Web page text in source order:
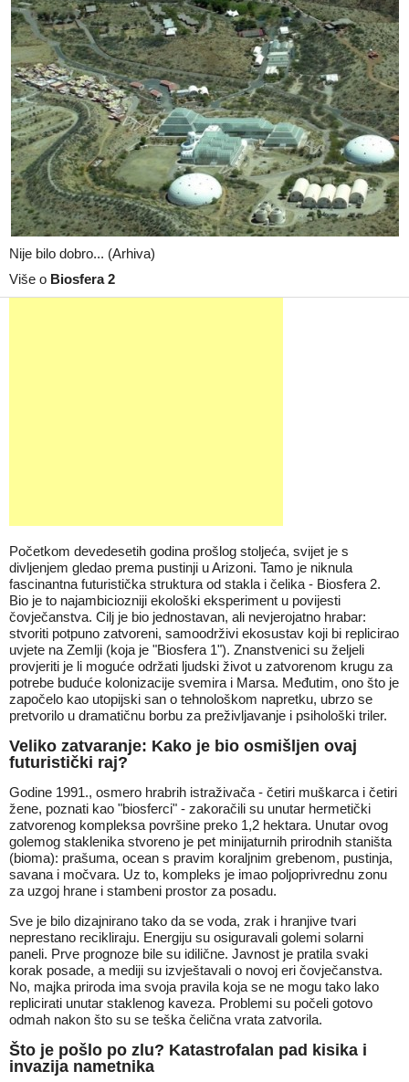
Nije bilo dobro... (Arhiva)
Više o Biosfera 2
Početkom devedesetih godina prošlog stoljeća, svijet je s
divljenjem gledao prema pustinji u Arizoni. Tamo je niknula
fascinantna futuristička struktura od stakla i čelika - Biosfera 2.
Bio je to najambiciozniji ekološki eksperiment u povijesti
čovječanstva. Cilj je bio jednostavan, ali nevjerojatno hrabar:
stvoriti potpuno zatvoreni, samoodrživi ekosustav koji bi replicirao
uvjete na Zemlji (koja je "Biosfera 1"). Znanstvenici su željeli
provjeriti je li moguće održati ljudski život u zatvorenom krugu za
potrebe buduće kolonizacije svemira i Marsa. Međutim, ono što je
započelo kao utopijski san o tehnološkom napretku, ubrzo se
pretvorilo u dramatičnu borbu za preživljavanje i psihološki triler.
Veliko zatvaranje: Kako je bio osmišljen ovaj
futuristički raj?
Godine 1991., osmero hrabrih istraživača - četiri muškarca i četiri
žene, poznati kao "biosferci" - zakoračili su unutar hermetički
zatvorenog kompleksa površine preko 1,2 hektara. Unutar ovog
golemog staklenika stvoreno je pet minijaturnih prirodnih staništa
(bioma): prašuma, ocean s pravim koraljnim grebenom, pustinja,
savana i močvara. Uz to, kompleks je imao poljoprivrednu zonu
za uzgoj hrane i stambeni prostor za posadu.
Sve je bilo dizajnirano tako da se voda, zrak i hranjive tvari
neprestano recikliraju. Energiju su osiguravali golemi solarni
paneli. Prve prognoze bile su idilične. Javnost je pratila svaki
korak posade, a mediji su izvještavali o novoj eri čovječanstva.
No, majka priroda ima svoja pravila koja se ne mogu tako lako
replicirati unutar staklenog kaveza. Problemi su počeli gotovo
odmah nakon što su se teška čelična vrata zatvorila.
Što je pošlo po zlu? Katastrofalan pad kisika i
invazija nametnika